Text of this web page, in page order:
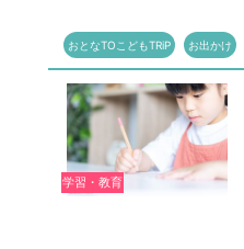
おとなTOこどもTRiP お出かけ
学習・教育